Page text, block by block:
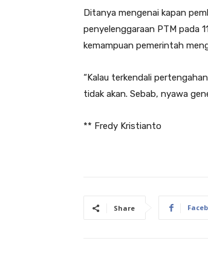
Ditanya mengenai kapan
penyelenggaraan PTM pada
kemampuan pemerintah
“Kalau terkendali
tidak akan. Sebab, nyawa
** Fredy Kristianto
Share